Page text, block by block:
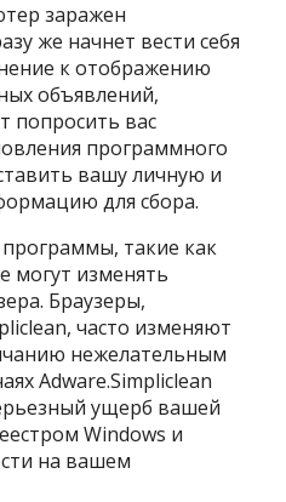
заражен
же начнет вести себя
к отображению
объявлений,
попросить вас
программного
вашу личную и
для сбора.
такие как
могут изменять
Браузеры,
часто изменяют
нежелательным
Adware.Simpliclean
ущерб вашей
Windows и
на вашем